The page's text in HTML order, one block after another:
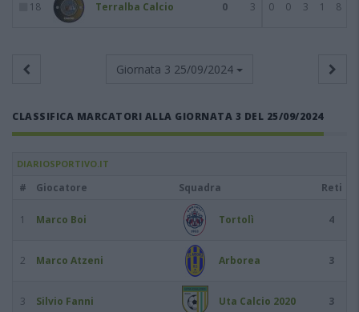
18 Terralba Calcio 0 3 0 0 3 1 8
Giornata 3 25/09/2024
CLASSIFICA MARCATORI ALLA GIORNATA 3 DEL 25/09/2024
DIARIOSPORTIVO.IT
# Giocatore Squadra Reti
1 Marco Boi Tortolì 4
2 Marco Atzeni Arborea 3
3 Silvio Fanni Uta Calcio 2020 3